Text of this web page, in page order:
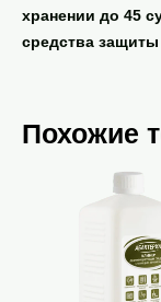
хранении до 45
средства
Похожие